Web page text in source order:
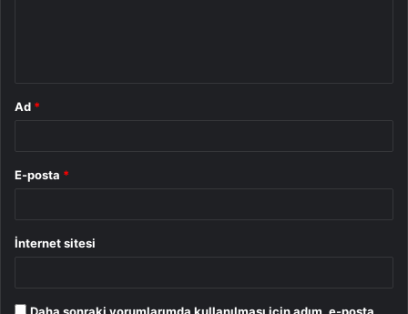
Ad *
E-posta *
İnternet sitesi
Daha sonraki yorumlarımda kullanılması için adım, e-posta